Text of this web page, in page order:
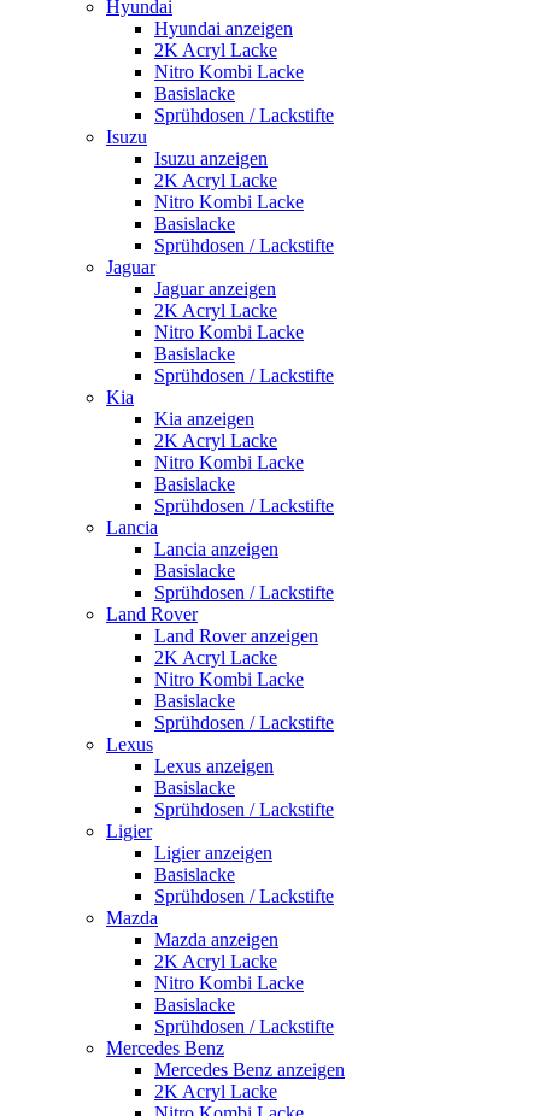
Hyundai
Hyundai anzeigen
2K Acryl Lacke
Nitro Kombi Lacke
Basislacke
Sprühdosen / Lackstifte
Isuzu
Isuzu anzeigen
2K Acryl Lacke
Nitro Kombi Lacke
Basislacke
Sprühdosen / Lackstifte
Jaguar
Jaguar anzeigen
2K Acryl Lacke
Nitro Kombi Lacke
Basislacke
Sprühdosen / Lackstifte
Kia
Kia anzeigen
2K Acryl Lacke
Nitro Kombi Lacke
Basislacke
Sprühdosen / Lackstifte
Lancia
Lancia anzeigen
Basislacke
Sprühdosen / Lackstifte
Land Rover
Land Rover anzeigen
2K Acryl Lacke
Nitro Kombi Lacke
Basislacke
Sprühdosen / Lackstifte
Lexus
Lexus anzeigen
Basislacke
Sprühdosen / Lackstifte
Ligier
Ligier anzeigen
Basislacke
Sprühdosen / Lackstifte
Mazda
Mazda anzeigen
2K Acryl Lacke
Nitro Kombi Lacke
Basislacke
Sprühdosen / Lackstifte
Mercedes Benz
Mercedes Benz anzeigen
2K Acryl Lacke